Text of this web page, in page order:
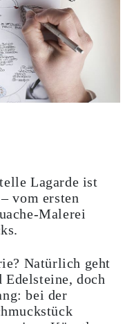
Lagarde ist
vom ersten
Malerei
Natürlich geht
Edelsteine, doch
bei der